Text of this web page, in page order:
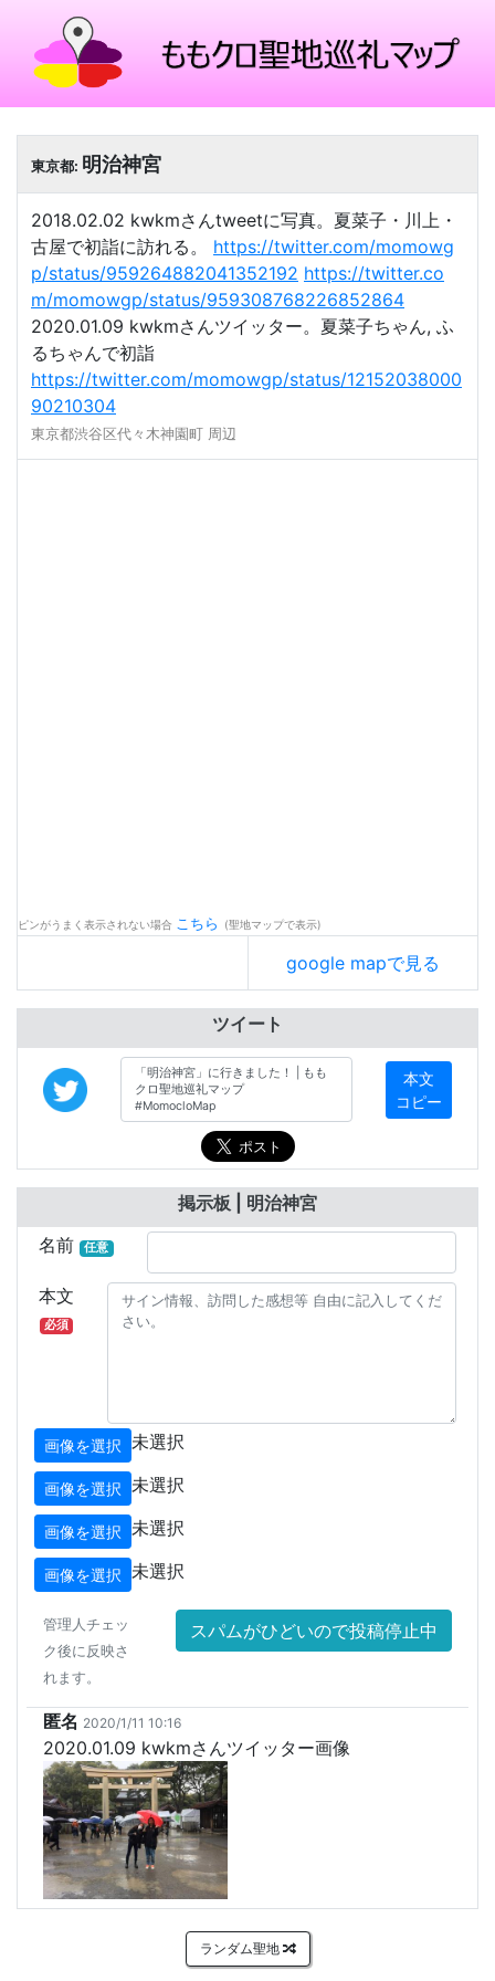
東京都: 明治神宮
2018.02.02 kwkmさんtweetに写真。夏菜子・川上・
古屋で初詣に訪れる。 https://twitter.com/momowg
p/status/959264882041352192 https://twitter.co
m/momowgp/status/959308768226852864
2020.01.09 kwkmさんツイッター。夏菜子ちゃん, ふ
るちゃんで初詣
https://twitter.com/momowgp/status/12152038000
90210304
東京都渋谷区代々木神園町 周辺
ピンがうまく表示されない場合 こちら (聖地マップで表示)
google mapで見る
ツイート
本文
コピー
掲示板 | 明治神宮
名前
任意
本文
必須
画像を選択 未選択
画像を選択 未選択
画像を選択 未選択
画像を選択 未選択
管理人チェッ
ク後に反映さ
れます。
スパムがひどいので投稿停止中
匿名 2020/1/11 10:16
2020.01.09 kwkmさんツイッター画像
ランダム聖地